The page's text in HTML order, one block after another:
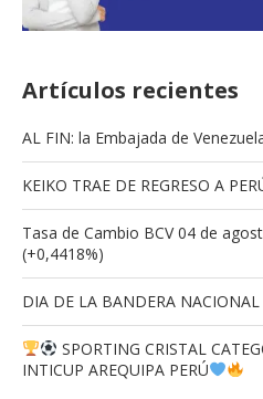
Artículos recientes
AL FIN: la Embajada de
KEIKO TRAE DE REGRESO A
Tasa de Cambio BCV 04 de
(+0,4418%)
DIA DE LA BANDERA NACIONAL
SPORTING CRISTAL
INTICUP AREQUIPA PERÚ